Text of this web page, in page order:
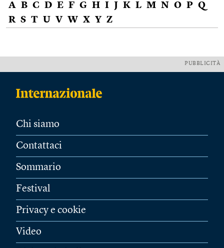
A B C D E F G H I J K L M N O P Q
R S T U V W X Y Z
PUBBLICITÀ
Chi siamo
Contattaci
Sommario
Festival
Privacy e cookie
Video